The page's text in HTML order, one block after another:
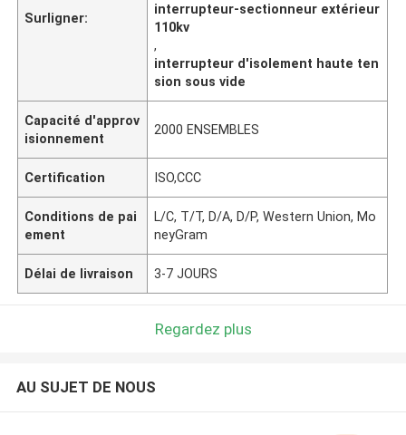
Surligner:
interrupteur-sectionneur extérieur
110kv
,
interrupteur d'isolement haute ten
sion sous vide
Capacité d'approv
isionnement
2000 ENSEMBLES
Certification ISO,CCC
Conditions de pai
ement
L/C, T/T, D/A, D/P, Western Union, Mo
neyGram
Délai de livraison 3-7 JOURS
Regardez plus
AU SUJET DE NOUS